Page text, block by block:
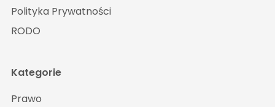
Polityka Prywatności
RODO
Kategorie
Prawo